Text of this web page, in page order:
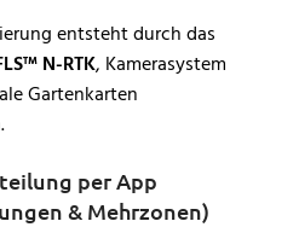
entsteht durch das
N-RTK, Kamerasystem
Gartenkarten
per App
& Mehrzonen)